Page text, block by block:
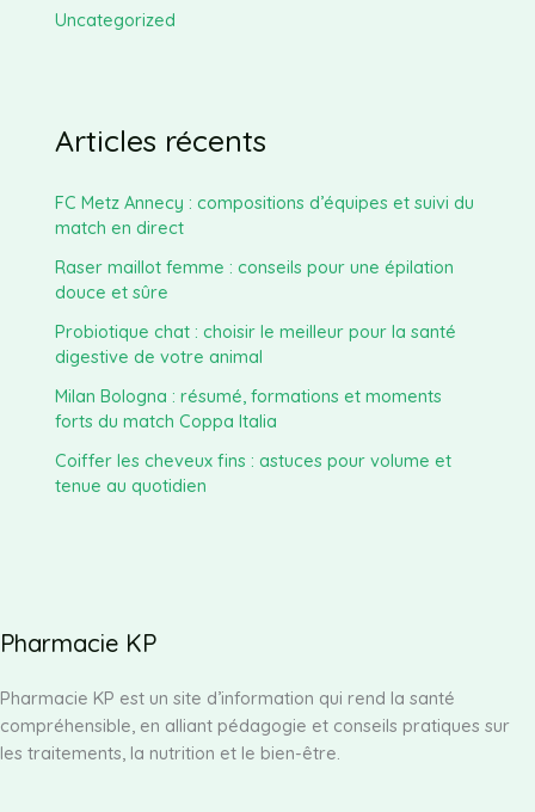
Uncategorized
Articles récents
FC Metz Annecy : compositions d’équipes et suivi du
match en direct
Raser maillot femme : conseils pour une épilation
douce et sûre
Probiotique chat : choisir le meilleur pour la santé
digestive de votre animal
Milan Bologna : résumé, formations et moments
forts du match Coppa Italia
Coiffer les cheveux fins : astuces pour volume et
tenue au quotidien
Pharmacie KP
Pharmacie KP est un site d’information qui rend la santé
compréhensible, en alliant pédagogie et conseils pratiques sur
les traitements, la nutrition et le bien-être.